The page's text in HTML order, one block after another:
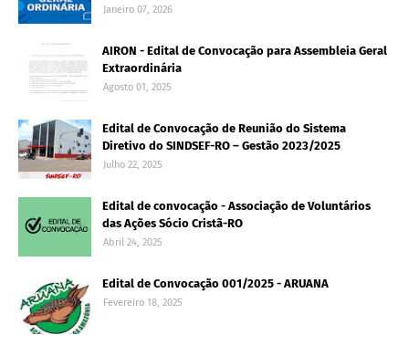
Janeiro 07, 2026
AIRON - Edital de Convocação para Assembleia Geral
Extraordinária
Agosto 01, 2025
Edital de Convocação de Reunião do Sistema
Diretivo do SINDSEF-RO – Gestão 2023/2025
Julho 22, 2025
Edital de convocação - Associação de Voluntários
das Ações Sócio Cristã-RO
Abril 24, 2025
Edital de Convocação 001/2025 - ARUANA
Fevereiro 18, 2025